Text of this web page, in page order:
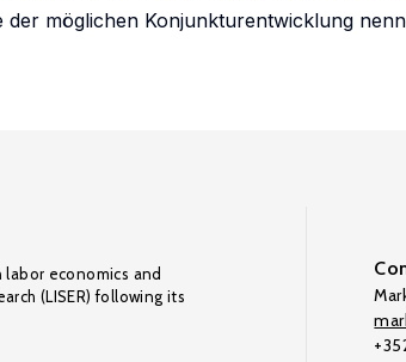
möglichen Konjunkturentwicklung
labor economics and
(LISER) following its